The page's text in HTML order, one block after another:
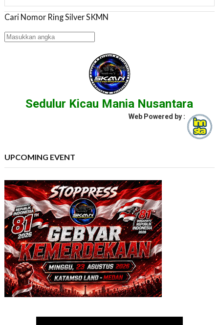
Cari Nomor Ring Silver SKMN
Sedulur Kicau Mania Nusantara
Web Powered by :
UPCOMING EVENT